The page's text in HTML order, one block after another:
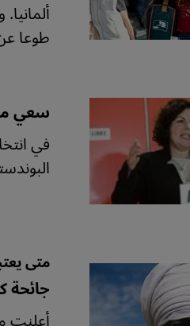
طوعا عن المنافسة بعد 16 في
سعي
متى
جائحة